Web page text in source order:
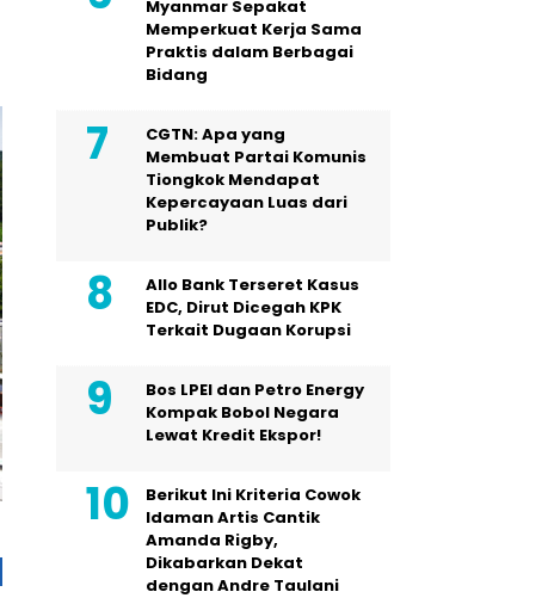
Myanmar Sepakat
Memperkuat Kerja Sama
Praktis dalam Berbagai
Bidang
CGTN: Apa yang
Membuat Partai Komunis
Tiongkok Mendapat
Kepercayaan Luas dari
Publik?
Allo Bank Terseret Kasus
EDC, Dirut Dicegah KPK
Terkait Dugaan Korupsi
Bos LPEI dan Petro Energy
Kompak Bobol Negara
Lewat Kredit Ekspor!
Berikut Ini Kriteria Cowok
Idaman Artis Cantik
Amanda Rigby,
Dikabarkan Dekat
dengan Andre Taulani